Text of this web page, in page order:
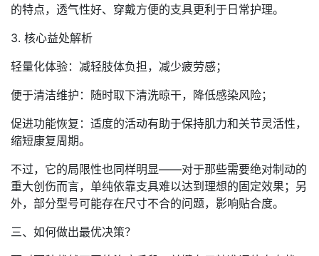
的特点，透气性好、穿戴方便的支具更利于日常护理。
3. 核心益处解析
轻量化体验：减轻肢体负担，减少疲劳感；
便于清洁维护：随时取下清洗晾干，降低感染风险；
促进功能恢复：适度的活动有助于保持肌力和关节灵活性，
缩短康复周期。
不过，它的局限性也同样明显——对于那些需要绝对制动的
重大创伤而言，单纯依靠支具难以达到理想的固定效果；另
外，部分型号可能存在尺寸不合的问题，影响贴合度。
三、如何做出最优决策？